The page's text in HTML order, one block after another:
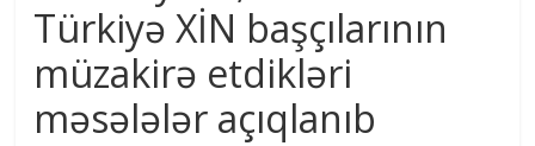
Türkiyə XİN başçılarının
müzakirə etdikləri
məsələlər açıqlanıb